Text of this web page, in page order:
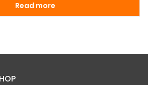
Read more